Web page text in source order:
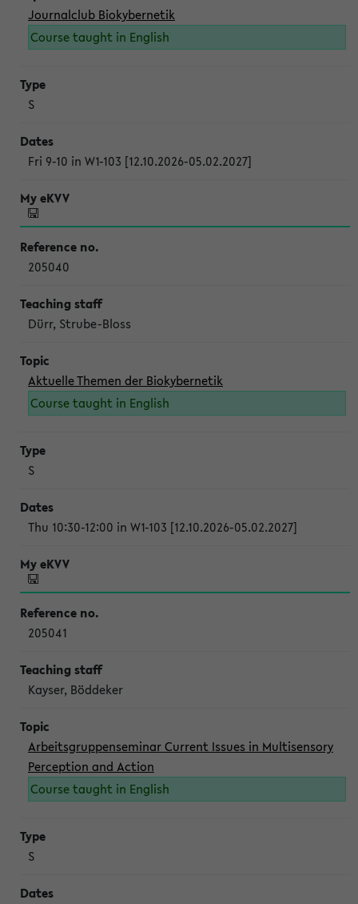
Journalclub Biokybernetik
Course taught in English
S
Fri 9-10 in W1-103 [12.10.2026-05.02.2027]
205040
Dürr, Strube-Bloss
Aktuelle Themen der Biokybernetik
Course taught in English
S
Thu 10:30-12:00 in W1-103 [12.10.2026-05.02.2027]
205041
Kayser, Böddeker
Arbeitsgruppenseminar Current Issues in Multisensory
Perception and Action
Course taught in English
S